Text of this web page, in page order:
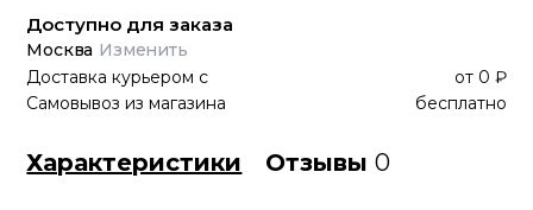
Доступно для заказа
Москва Изменить
Доставка курьером с от 0 ₽
Самовывоз из магазина
бесплатно
Характеристики Отзывы0